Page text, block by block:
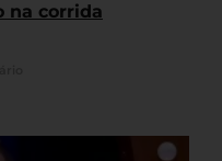
na corrida